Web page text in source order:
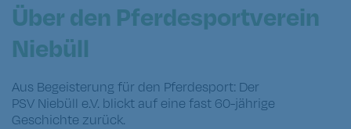
Über den Pferdesportverein
Niebüll
Aus Begeisterung für den Pferdesport: Der
PSV Niebüll e.V. blickt auf eine fast 60-jährige
Geschichte zurück.